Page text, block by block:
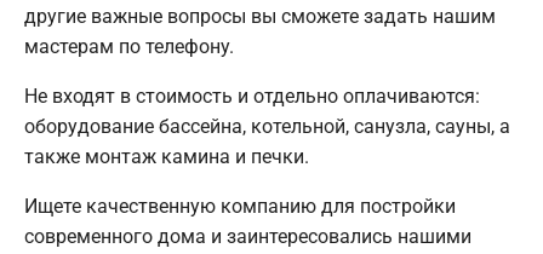
другие важные вопросы вы сможете задать нашим
мастерам по телефону.
Не входят в стоимость и отдельно оплачиваются:
оборудование бассейна, котельной, санузла, сауны, а
также монтаж камина и печки.
Ищете качественную компанию для постройки
современного дома и заинтересовались нашими